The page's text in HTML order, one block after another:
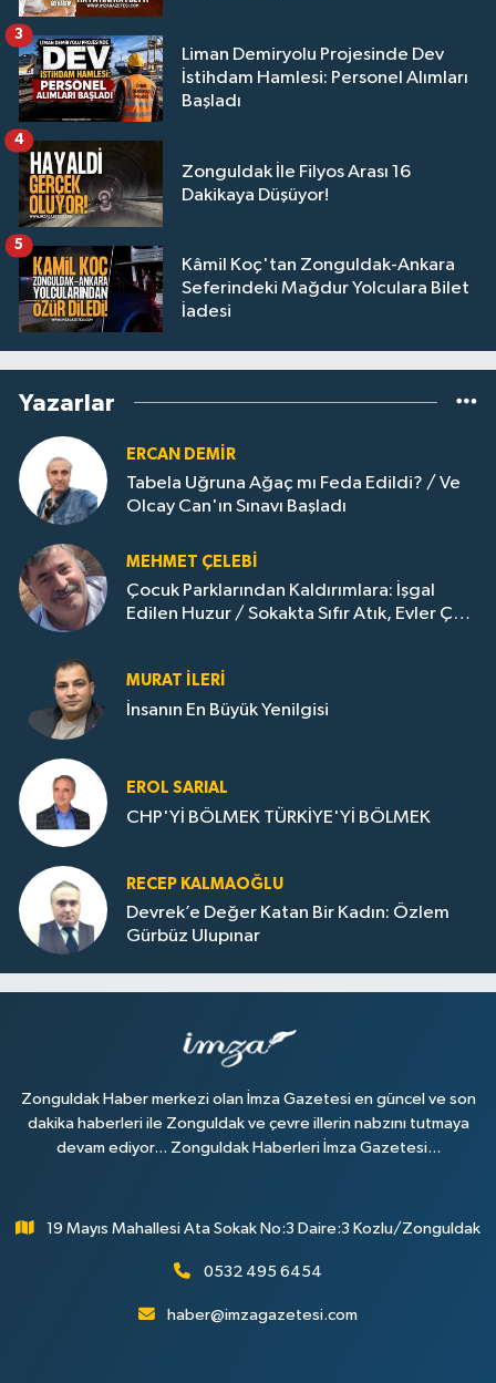
Liman Demiryolu Projesinde Dev
İstihdam Hamlesi: Personel Alımları
Başladı
3
Zonguldak İle Filyos Arası 16
Dakikaya Düşüyor!
4
Kâmil Koç'tan Zonguldak-Ankara
Seferindeki Mağdur Yolculara Bilet
İadesi
5
Yazarlar
ERCAN DEMIR
Tabela Uğruna Ağaç mı Feda Edildi? / Ve
Olcay Can'ın Sınavı Başladı
MEHMET ÇELEBI
Çocuk Parklarından Kaldırımlara: İşgal
Edilen Huzur / Sokakta Sıfır Atık, Evler Çöp
MURAT İLERI
İnsanın En Büyük Yenilgisi
EROL SARIAL
CHP'Yİ BÖLMEK TÜRKİYE'Yİ BÖLMEK
RECEP KALMAOĞLU
Devrek’e Değer Katan Bir Kadın: Özlem
Gürbüz Ulupınar
Zonguldak Haber merkezi olan İmza Gazetesi en güncel ve son
dakika haberleri ile Zonguldak ve çevre illerin nabzını tutmaya
devam ediyor... Zonguldak Haberleri İmza Gazetesi...
19 Mayıs Mahallesi Ata Sokak No:3 Daire:3 Kozlu/Zonguldak
0532 495 6454
haber@imzagazetesi.com